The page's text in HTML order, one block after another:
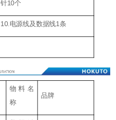
针10个
10.电源线及数据线1条
物料名
称
品牌